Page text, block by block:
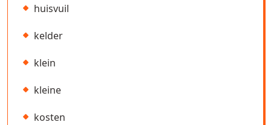
huisvuil
kelder
klein
kleine
kosten